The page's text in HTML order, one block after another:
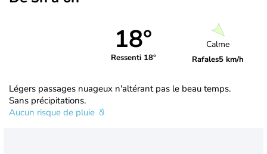
18°
Ressenti 18°
Calme
Rafales5 km/h
Légers passages nuageux n'altérant pas le beau temps.
Sans précipitations.
Aucun risque de pluie